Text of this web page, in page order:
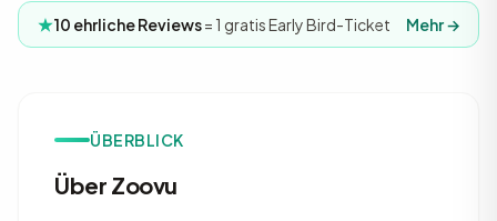
10 ehrliche Reviews= 1 gratis Early Bird-Ticket Mehr →
ÜBERBLICK
Über Zoovu